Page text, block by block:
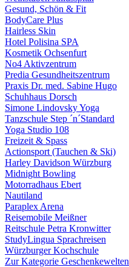
Gesund, Schön & Fit
BodyCare Plus
Hairless Skin
Hotel Polisina SPA
Kosmetik Ochsenfurt
No4 Aktivzentrum
Predia Gesundheitszentrum
Praxis Dr. med. Sabine Hugo
Schuhhaus Dorsch
Simone Lindovsky Yoga
Tanzschule Step ´n´Standard
Yoga Studio 108
Freizeit & Spass
Actionsport (Tauchen & Ski)
Harley Davidson Würzburg
Midnight Bowling
Motorradhaus Ebert
Nautiland
Paraplex Arena
Reisemobile Meißner
Reitschule Petra Kronwitter
StudyLingua Sprachreisen
Würzburger Kochschule
Zur Kategorie Geschenkewelten